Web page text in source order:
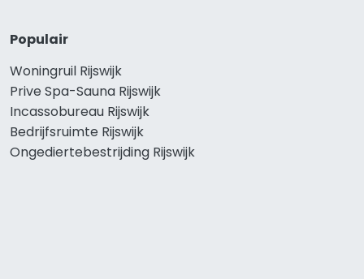
Populair
Woningruil Rijswijk
Prive Spa-Sauna Rijswijk
Incassobureau Rijswijk
Bedrijfsruimte Rijswijk
Ongediertebestrijding Rijswijk